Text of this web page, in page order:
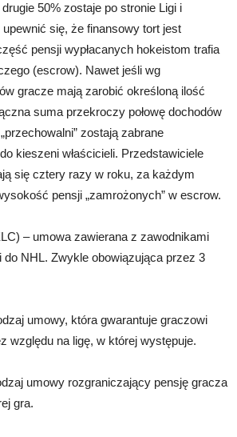
50% zostaje po stronie Ligi i
upewnić się, że finansowy tort jest
pensji wypłacanych hokeistom trafia
(escrow). Nawet jeśli wg
gracze mają zarobić określoną ilość
suma przekroczy połowę dochodów
zostają zabrane
kieszeni właścicieli. Przedstawiciele
się cztery razy w roku, za każdym
pensji „zamrożonych” w escrow.
– umowa zawierana z zawodnikami
NHL. Zwykle obowiązująca przez 3
umowy, która gwarantuje graczowi
względu na ligę, w której występuje.
umowy rozgraniczający pensję gracza
gra.